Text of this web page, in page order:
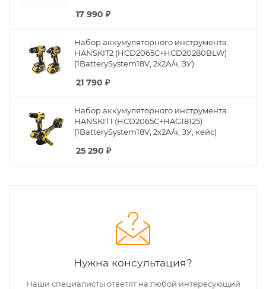
17 990 ₽
Набор аккумуляторного инструмента
HANSKIT2 (HCD2065C+HCD20280BLW)
(1BatterySystem18V, 2x2А/ч, ЗУ)
21 790 ₽
Набор аккумуляторного инструмента
HANSKIT1 (HCD2065C+HAG18125)
(1BatterySystem18V, 2x2А/ч, ЗУ, кейс)
25 290 ₽
Нужна консультация?
Наши специалисты ответят на любой интересующий